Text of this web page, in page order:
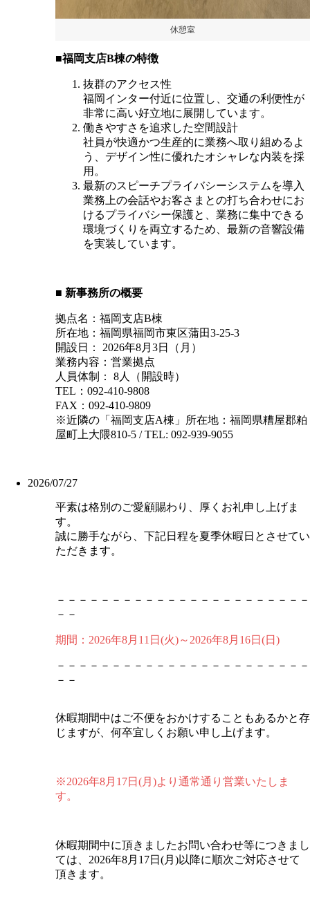
休憩室
■福岡支店B棟の特徴
抜群のアクセス性
福岡インター付近に位置し、交通の利便性が
非常に高い好立地に展開しています。
働きやすさを追求した空間設計
社員が快適かつ生産的に業務へ取り組めるよ
う、デザイン性に優れたオシャレな内装を採
用。
最新のスピーチプライバシーシステムを導入
業務上の会話やお客さまとの打ち合わせにお
けるプライバシー保護と、業務に集中できる
環境づくりを両立するため、最新の音響設備
を実装しています。
■ 新事務所の概要
拠点名：福岡支店B棟
所在地：福岡県福岡市東区蒲田3-25-3
開設日： 2026年8月3日（月）
業務内容：営業拠点
人員体制： 8人（開設時）
TEL：092-410-9808
FAX：092-410-9809
※近隣の「福岡支店A棟」所在地：福岡県糟屋郡粕
屋町上大隈810-5 / TEL: 092-939-9055
2026/07/27
平素は格別のご愛顧賜わり、厚くお礼申し上げま
す。
誠に勝手ながら、下記日程を夏季休暇日とさせてい
ただきます。
－－－－－－－－－－－－－－－－－－－－－－－
－－
期間：2026年8月11日(火)～2026年8月16日(日)
－－－－－－－－－－－－－－－－－－－－－－－
－－
休暇期間中はご不便をおかけすることもあるかと存
じますが、何卒宜しくお願い申し上げます。
※2026年8月17日(月)より通常通り営業いたしま
す。
休暇期間中に頂きましたお問い合わせ等につきまし
ては、2026年8月17日(月)以降に順次ご対応させて
頂きます。